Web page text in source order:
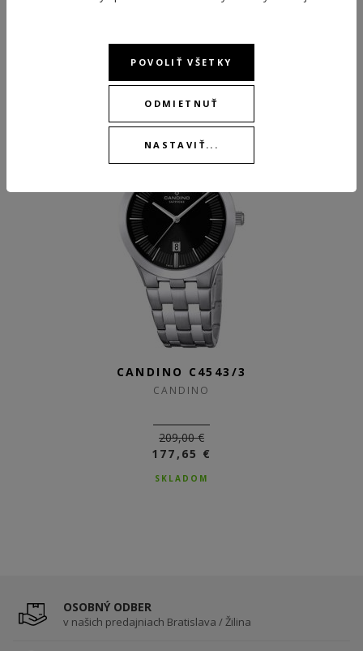
ODPORÚČANÉ PRODUKTY
CANDINO C4543/3
CANDINO
209,00 €
177,65 €
SKLADOM
CANDINO C4543/2
CANDINO
209,00 €
177,65 €
SKLADOM
OSOBNÝ ODBER
v našich predajniach Bratislava / Žilina
POVOLIŤ VŠETKY
ODMIETNUŤ
NASTAVIŤ...